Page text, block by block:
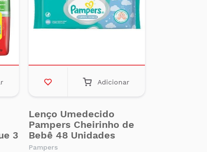
3
Adicionar
Lenço Umedecido
Pampers Cheirinho de
Bebê 48 Unidades
Pampers